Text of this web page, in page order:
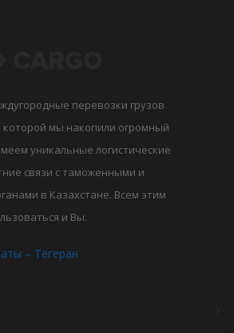
перевозки грузов
которой мы накопили огромный
уникальные логистические
связи с таможенными и
в Казахстане. Всем этим
и Вы.
– Тегеран